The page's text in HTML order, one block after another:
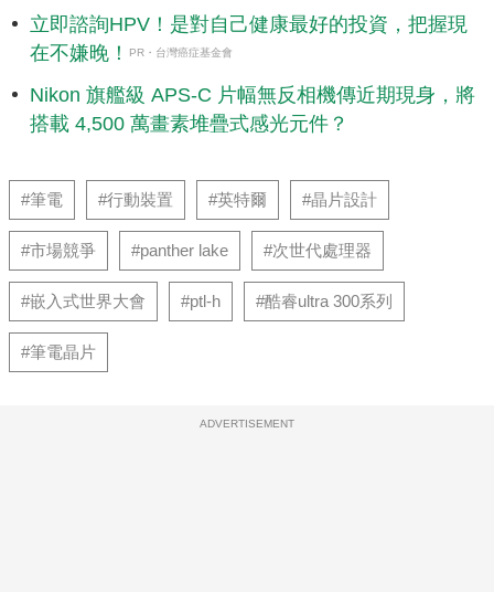
立即諮詢HPV！是對自己健康最好的投資，把握現
在不嫌晚！
PR・台灣癌症基金會
Nikon 旗艦級 APS-C 片幅無反相機傳近期現身，將
搭載 4,500 萬畫素堆疊式感光元件？
#筆電 #行動裝置 #英特爾 #晶片設計
#市場競爭 #panther lake #次世代處理器
#嵌入式世界大會 #ptl-h #酷睿ultra 300系列
#筆電晶片
ADVERTISEMENT